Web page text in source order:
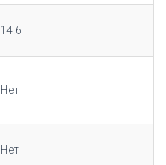
14.6
Нет
Нет